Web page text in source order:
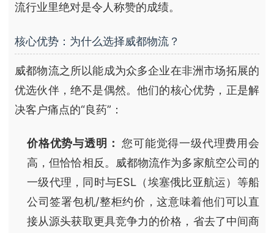
流行业里绝对是令人称赞的成绩。
核心优势：为什么选择威都物流？
威都物流之所以能成为众多企业在非洲市场拓展的
优选伙伴，绝不是偶然。他们的核心优势，正是解
决客户痛点的“良药”：
价格优势与透明：您可能觉得一级代理费用会
高，但恰恰相反。威都物流作为多家航空公司的
一级代理，同时与ESL（埃塞俄比亚航运）等船
公司签署包机/整柜约价，这意味着他们可以直
接从源头获取更具竞争力的价格，省去了中间商